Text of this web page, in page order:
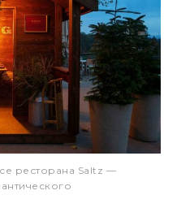
ресторана Saltz —